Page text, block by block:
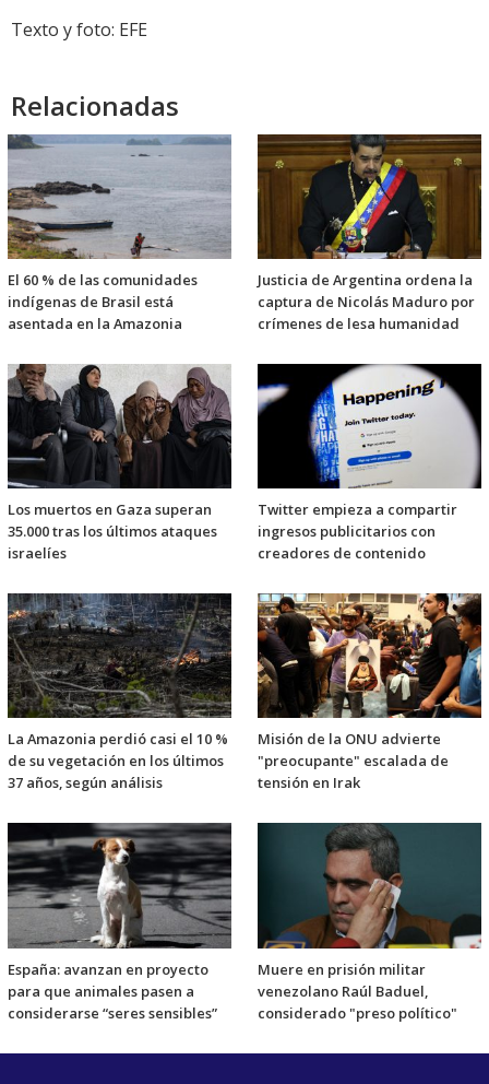
Texto y foto: EFE
Relacionadas
El 60 % de las comunidades
indígenas de Brasil está
asentada en la Amazonia
Justicia de Argentina ordena la
captura de Nicolás Maduro por
crímenes de lesa humanidad
Los muertos en Gaza superan
35.000 tras los últimos ataques
israelíes
Twitter empieza a compartir
ingresos publicitarios con
creadores de contenido
La Amazonia perdió casi el 10 %
de su vegetación en los últimos
37 años, según análisis
Misión de la ONU advierte
"preocupante" escalada de
tensión en Irak
España: avanzan en proyecto
para que animales pasen a
considerarse “seres sensibles”
Muere en prisión militar
venezolano Raúl Baduel,
considerado "preso político"